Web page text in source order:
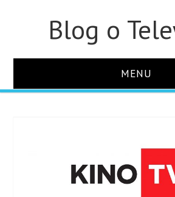
Blog o
MENU